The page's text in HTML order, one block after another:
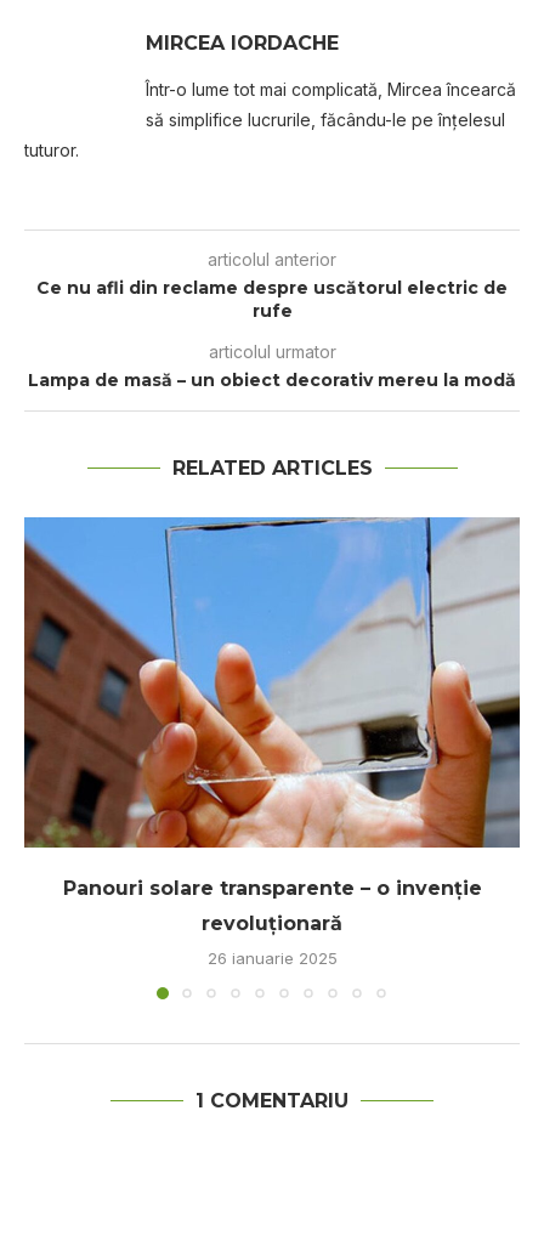
MIRCEA IORDACHE
Într-o lume tot mai complicată, Mircea încearcă
să simplifice lucrurile, făcându-le pe înțelesul
tuturor.
articolul anterior
Ce nu afli din reclame despre uscătorul electric de
rufe
articolul urmator
Lampa de masă – un obiect decorativ mereu la modă
RELATED ARTICLES
Panouri solare transparente – o invenție
revoluționară
26 ianuarie 2025
1 COMENTARIU